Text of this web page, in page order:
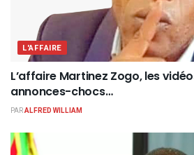
L'AFFAIRE
L’affaire Martinez Zogo, les
annonces-chocs…
PARALFRED WILLIAM